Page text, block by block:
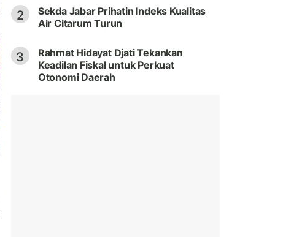
2
Sekda Jabar Prihatin Indeks Kualitas
Air Citarum Turun
3
Rahmat Hidayat Djati Tekankan
Keadilan Fiskal untuk Perkuat
Otonomi Daerah